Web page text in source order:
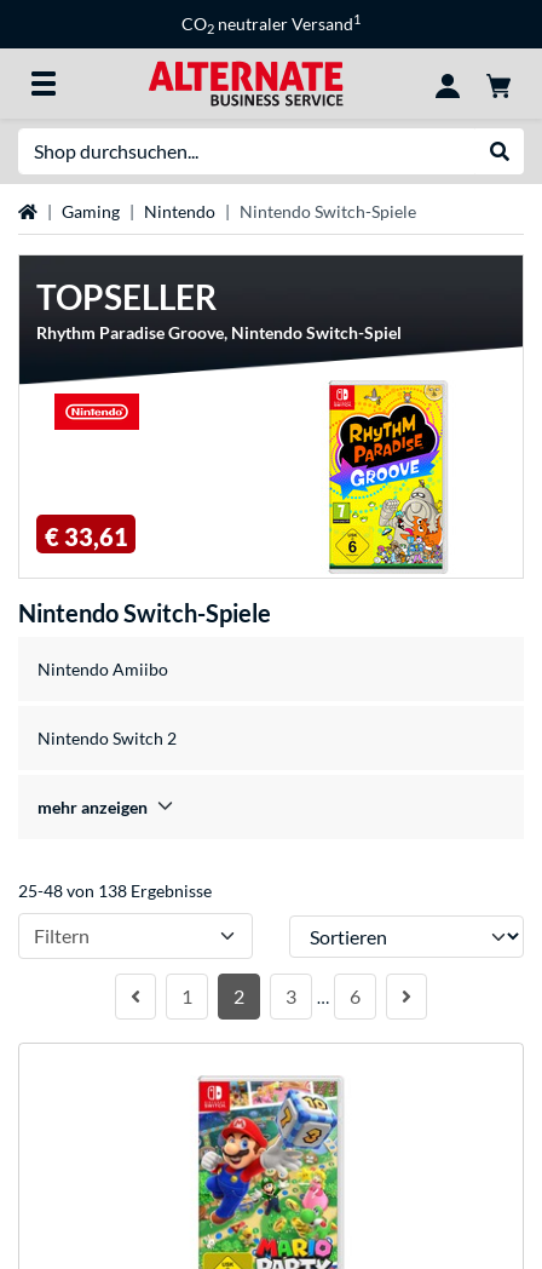
CO2 neutraler Versand1
StartseiteGaming Nintendo Nintendo Switch-Spiele
TOPSELLER
Rhythm Paradise Groove, Nintendo Switch-Spiel
€ 33,61
Nintendo Switch-Spiele
Nintendo Amiibo
Nintendo Switch 2
mehr anzeigen
25-48 von 138 Ergebnisse
Filtern Sortieren
1 2 3 … 6